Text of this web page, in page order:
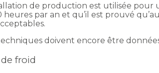
de production est utilisée
par an et qu’il est prouvé
doivent encore être
froid